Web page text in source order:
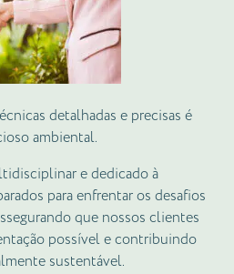
detalhadas e precisas é
ambiental.
e dedicado à
para enfrentar os desafios
que nossos clientes
possível e contribuindo
sustentável.